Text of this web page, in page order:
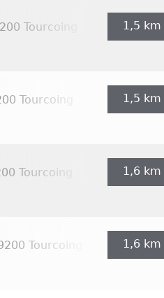
Tourcoing 1,5 km
Tourcoing 1,5 km
Tourcoing 1,6 km
Tourcoing 1,6 km